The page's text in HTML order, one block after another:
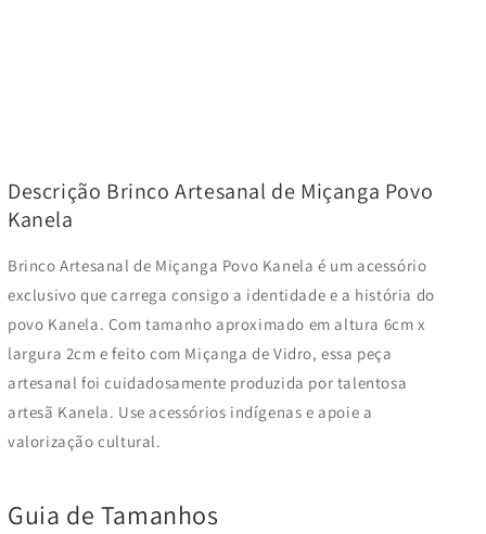
Descrição Brinco Artesanal de Miçanga Povo
Kanela
Brinco Artesanal de Miçanga Povo Kanela é um acessório
exclusivo que carrega consigo a identidade e a história do
povo Kanela. Com tamanho aproximado em altura 6cm x
largura 2cm e feito com Miçanga de Vidro, essa peça
artesanal foi cuidadosamente produzida por talentosa
artesã Kanela. Use acessórios indígenas e apoie a
valorização cultural.
Guia de Tamanhos